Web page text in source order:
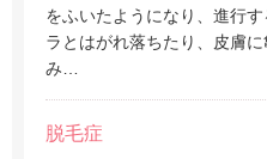
をふいたようになり、進行
ラとはがれ落ちたり、皮膚
み…
脱毛症